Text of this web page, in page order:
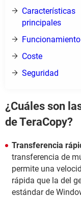
Características
principales
Funcionamiento
Coste
Seguridad
¿Cuáles son
de TeraCopy?
Transferencia
transferencia de
permite una
rápida que la del
estándar de